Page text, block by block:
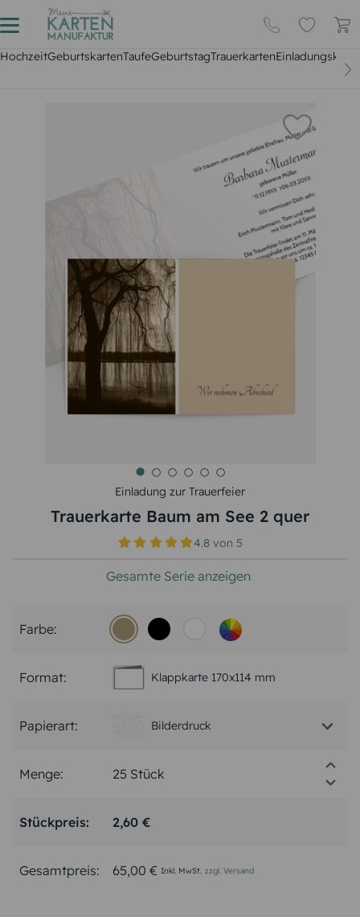
HochzeitGeburtskartenTaufeGeburtstagTrauerkarten
Einladung zur Trauerfeier
Trauerkarte Baum am See 2 quer
4.8 von5
Gesamte Serie anzeigen
Farbe:
Format: Klappkarte 170x114 mm
Papierart: Bilderdruck
Menge:
Stückpreis: 2,60 €
Gesamtpreis: 65,00 € Inkl. MwSt. zzgl. Versand